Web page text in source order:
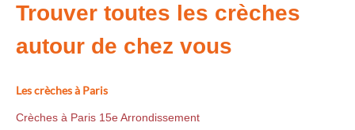
Trouver toutes les crèches
autour de chez vous
Les crèches à Paris
Crèches à Paris 15e Arrondissement